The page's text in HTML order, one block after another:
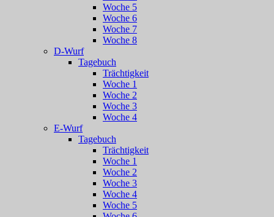
Woche 5
Woche 6
Woche 7
Woche 8
D-Wurf
Tagebuch
Trächtigkeit
Woche 1
Woche 2
Woche 3
Woche 4
E-Wurf
Tagebuch
Trächtigkeit
Woche 1
Woche 2
Woche 3
Woche 4
Woche 5